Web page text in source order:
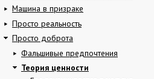
Машина в призраке
Просто реальность
Просто доброта
Фальшивые предпочтения
Теория ценности